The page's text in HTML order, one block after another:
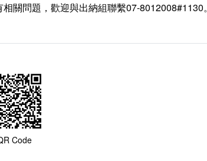
相關問題，歡迎與出納組聯繫07-8012008#1130。
Code